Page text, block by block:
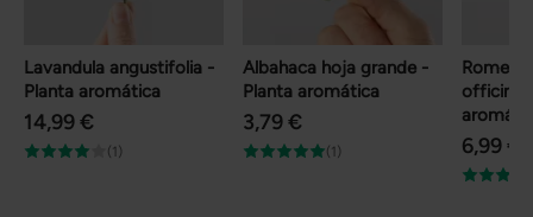
Lavandula angustifolia -
Planta aromática
14,99 €
(1)
Albahaca hoja grande -
Planta aromática
3,79 €
(1)
Romero
6,99 €